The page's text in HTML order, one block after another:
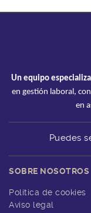
Un equipo
en gestión laboral,
en
Puedes
SOBRE NOSOTROS
Política de cookies
Aviso legal